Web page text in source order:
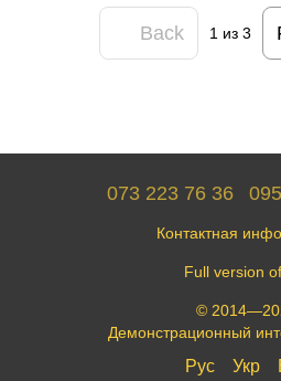
Back 1 из 3
073 223 76 36
Контактная
Full version
©
Демонстрационный
Рус Укр